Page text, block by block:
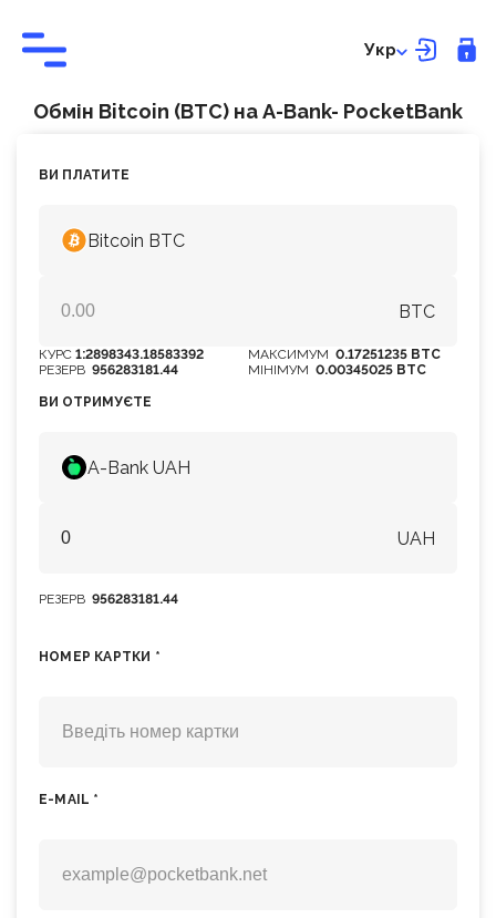
Укр
Обмін Bitcoin (BTC) на A-Bank- PocketBank
ВИ ПЛАТИТЕ
Bitcoin BTC
BTC
РЕЗЕРВ 956283181.44
КУРС 1:2898343.18583392
МІНІМУМ 0.00345025 BTC
МАКСИМУМ 0.17251235 BTC
ВИ ОТРИМУЄТЕ
A-Bank UAH
UAH
РЕЗЕРВ 956283181.44
НОМЕР КАРТКИ *
E-MAIL *